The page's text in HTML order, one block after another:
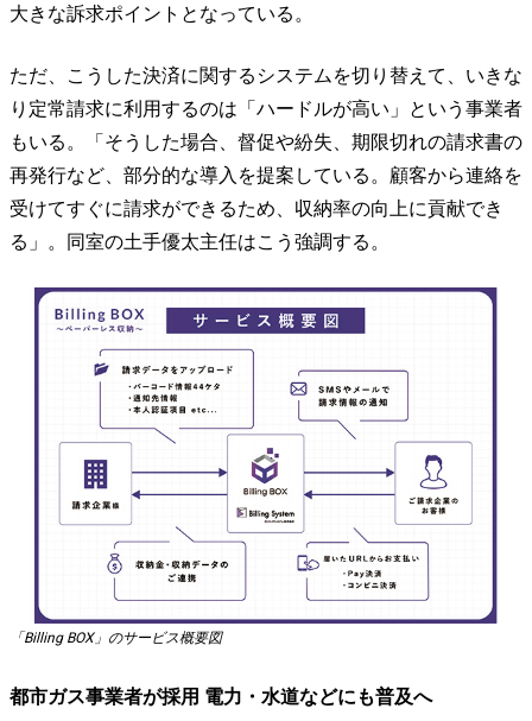
大きな訴求ポイントとなっている。
ただ、こうした決済に関するシステムを切り替えて、いきな
り定常請求に利用するのは「ハードルが高い」という事業者
もいる。「そうした場合、督促や紛失、期限切れの請求書の
再発行など、部分的な導入を提案している。顧客から連絡を
受けてすぐに請求ができるため、収納率の向上に貢献でき
る」。同室の土手優太主任はこう強調する。
「Billing BOX」のサービス概要図
都市ガス事業者が採用 電力・水道などにも普及へ